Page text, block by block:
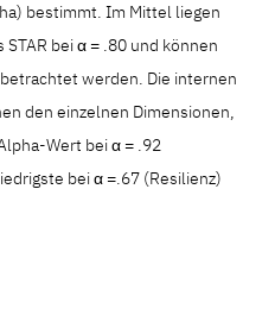
bestimmt. Im Mittel liegen
bei α = .80 und können
werden. Die internen
den einzelnen Dimensionen,
Wert bei α = .92
bei α =.67 (Resilienz)